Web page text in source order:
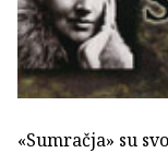
«Sumračja» su